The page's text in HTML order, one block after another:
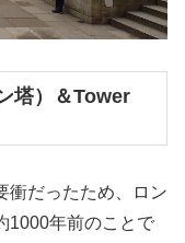
塔）＆Tower
衝だったため、ロン
1000年前のことで